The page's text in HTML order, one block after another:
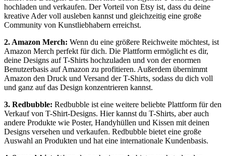
hochladen und verkaufen. Der Vorteil von Etsy ist, dass du deine
kreative Ader voll ausleben kannst und gleichzeitig eine große
Community von Kunstliebhabern erreichst.
2. Amazon Merch: Wenn du eine größere Reichweite möchtest, ist
Amazon Merch perfekt für dich. Die Plattform ermöglicht es dir,
deine Designs auf T-Shirts hochzuladen und von der enormen
Benutzerbasis auf Amazon zu profitieren. Außerdem übernimmt
Amazon den Druck und Versand der T-Shirts, sodass du dich voll
und ganz auf das Design konzentrieren kannst.
3. Redbubble: Redbubble ist eine weitere beliebte Plattform für den
Verkauf von T-Shirt-Designs. Hier kannst du T-Shirts, aber auch
andere Produkte wie Poster, Handyhüllen und Kissen mit deinen
Designs versehen und verkaufen. Redbubble bietet eine große
Auswahl an Produkten und hat eine internationale Kundenbasis.